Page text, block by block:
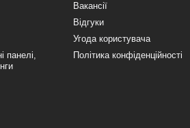
панелі,
Вакансії
Відгуки
Угода користувача
Політика конфіденційності